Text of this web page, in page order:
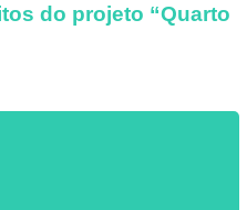
do projeto “Quarto